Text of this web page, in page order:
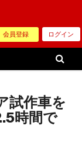
会員登録 ログイン
試作車を
時間で